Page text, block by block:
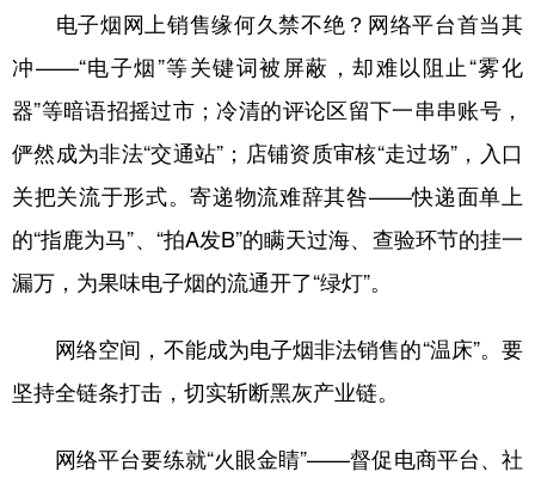
电子烟网上销售缘何久禁不绝？网络平台首当其
冲——“电子烟”等关键词被屏蔽，却难以阻止“雾化
器”等暗语招摇过市；冷清的评论区留下一串串账号，
俨然成为非法“交通站”；店铺资质审核“走过场”，入口
关把关流于形式。寄递物流难辞其咎——快递面单上
的“指鹿为马”、“拍A发B”的瞒天过海、查验环节的挂一
漏万，为果味电子烟的流通开了“绿灯”。
网络空间，不能成为电子烟非法销售的“温床”。要
坚持全链条打击，切实斩断黑灰产业链。
网络平台要练就“火眼金睛”——督促电商平台、社